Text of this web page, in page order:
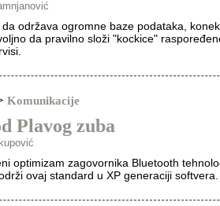
da održava ogromne baze podataka,
da pravilno složi "kockice"
Komunikacije
Plavog zuba
optimizam zagovornika Bluetooth
ovaj standard u XP generaciji